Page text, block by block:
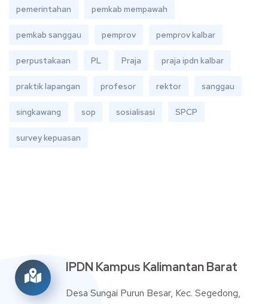
pemerintahan pemkab mempawah
pemkab sanggau pemprov pemprov kalbar
perpustakaan PL Praja praja ipdn kalbar
praktik lapangan profesor rektor sanggau
singkawang sop sosialisasi SPCP
survey kepuasan
IPDN Kampus Kalimantan Barat
Desa Sungai Purun Besar, Kec. Segedong,